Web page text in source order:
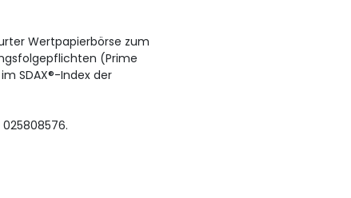
Wertpapierbörse zum
(Prime
SDAX®-Index der
025808576.